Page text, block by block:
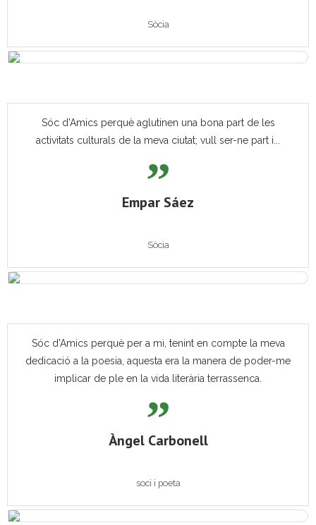
Sòcia
Sóc d'Amics perquè aglutinen una bona part de les
activitats culturals de la meva ciutat; vull ser-ne part i...
Empar Sáez
Sòcia
Sóc d'Amics perquè per a mi, tenint en compte la meva
dedicació a la poesia, aquesta era la manera de poder-me
implicar de ple en la vida literària terrassenca.
Àngel Carbonell
soci i poeta